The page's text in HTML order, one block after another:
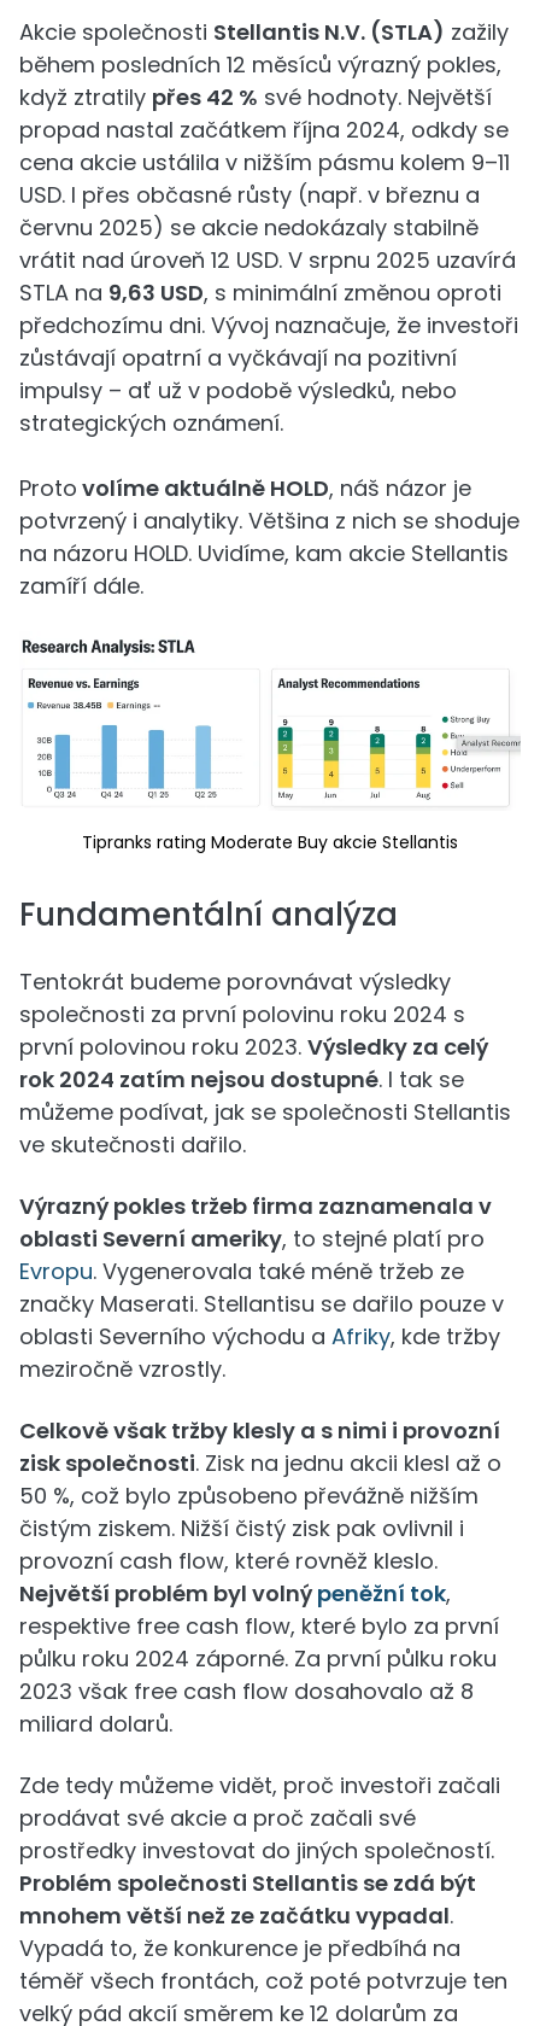
Akcie společnosti Stellantis N.V. (STLA) zažily
během posledních 12 měsíců výrazný pokles,
když ztratily přes 42 % své hodnoty. Největší
propad nastal začátkem října 2024, odkdy se
cena akcie ustálila v nižším pásmu kolem 9–11
USD. I přes občasné růsty (např. v březnu a
červnu 2025) se akcie nedokázaly stabilně
vrátit nad úroveň 12 USD. V srpnu 2025 uzavírá
STLA na 9,63 USD, s minimální změnou oproti
předchozímu dni. Vývoj naznačuje, že investoři
zůstávají opatrní a vyčkávají na pozitivní
impulsy – ať už v podobě výsledků, nebo
strategických oznámení.
Proto volíme aktuálně HOLD, náš názor je
potvrzený i analytiky. Většina z nich se shoduje
na názoru HOLD. Uvidíme, kam akcie Stellantis
zamíří dále.
Tipranks rating Moderate Buy akcie Stellantis
Fundamentální analýza
Tentokrát budeme porovnávat výsledky
společnosti za první polovinu roku 2024 s
první polovinou roku 2023. Výsledky za celý
rok 2024 zatím nejsou dostupné. I tak se
můžeme podívat, jak se společnosti Stellantis
ve skutečnosti dařilo.
Výrazný pokles tržeb firma zaznamenala v
oblasti Severní ameriky, to stejné platí pro
Evropu. Vygenerovala také méně tržeb ze
značky Maserati. Stellantisu se dařilo pouze v
oblasti Severního východu a Afriky, kde tržby
meziročně vzrostly.
Celkově však tržby klesly a s nimi i provozní
zisk společnosti. Zisk na jednu akcii klesl až o
50 %, což bylo způsobeno převážně nižším
čistým ziskem. Nižší čistý zisk pak ovlivnil i
provozní cash flow, které rovněž kleslo.
Největší problém byl volnýpeněžní tok,
respektive free cash flow, které bylo za první
půlku roku 2024 záporné. Za první půlku roku
2023 však free cash flow dosahovalo až 8
miliard dolarů.
Zde tedy můžeme vidět, proč investoři začali
prodávat své akcie a proč začali své
prostředky investovat do jiných společností.
Problém společnosti Stellantis se zdá být
mnohem větší než ze začátku vypadal.
Vypadá to, že konkurence je předbíhá na
téměř všech frontách, což poté potvrzuje ten
velký pád akcií směrem ke 12 dolarům za